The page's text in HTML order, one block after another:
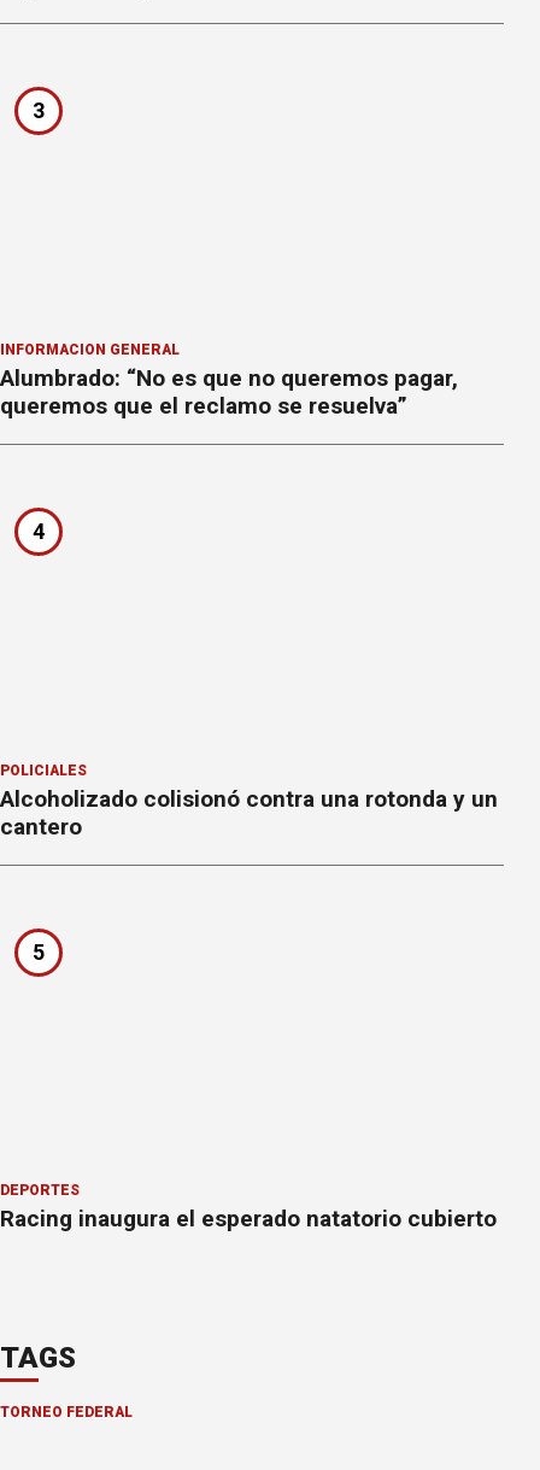
3
INFORMACION GENERAL
Alumbrado: “No es que no queremos pagar,
queremos que el reclamo se resuelva”
4
POLICIALES
Alcoholizado colisionó contra una rotonda y un
cantero
5
DEPORTES
Racing inaugura el esperado natatorio cubierto
TAGS
TORNEO FEDERAL